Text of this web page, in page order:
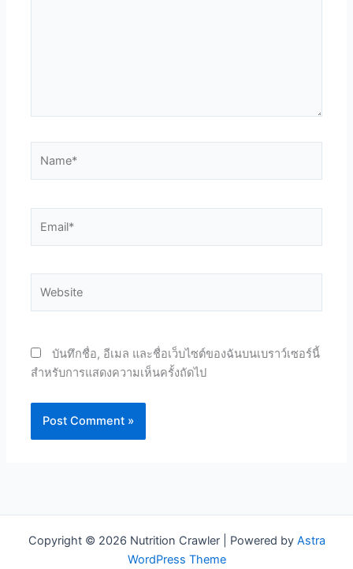
บันทึกชื่อ, อีเมล และชื่อเว็บไซต์ของฉันบนเบราว์เซอร์นี้
สำหรับการแสดงความเห็นครั้งถัดไป
Copyright © 2026 Nutrition Crawler | Powered by Astra
WordPress Theme